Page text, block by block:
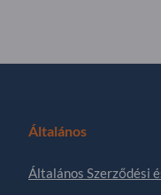
Általános
Általános Szerződési